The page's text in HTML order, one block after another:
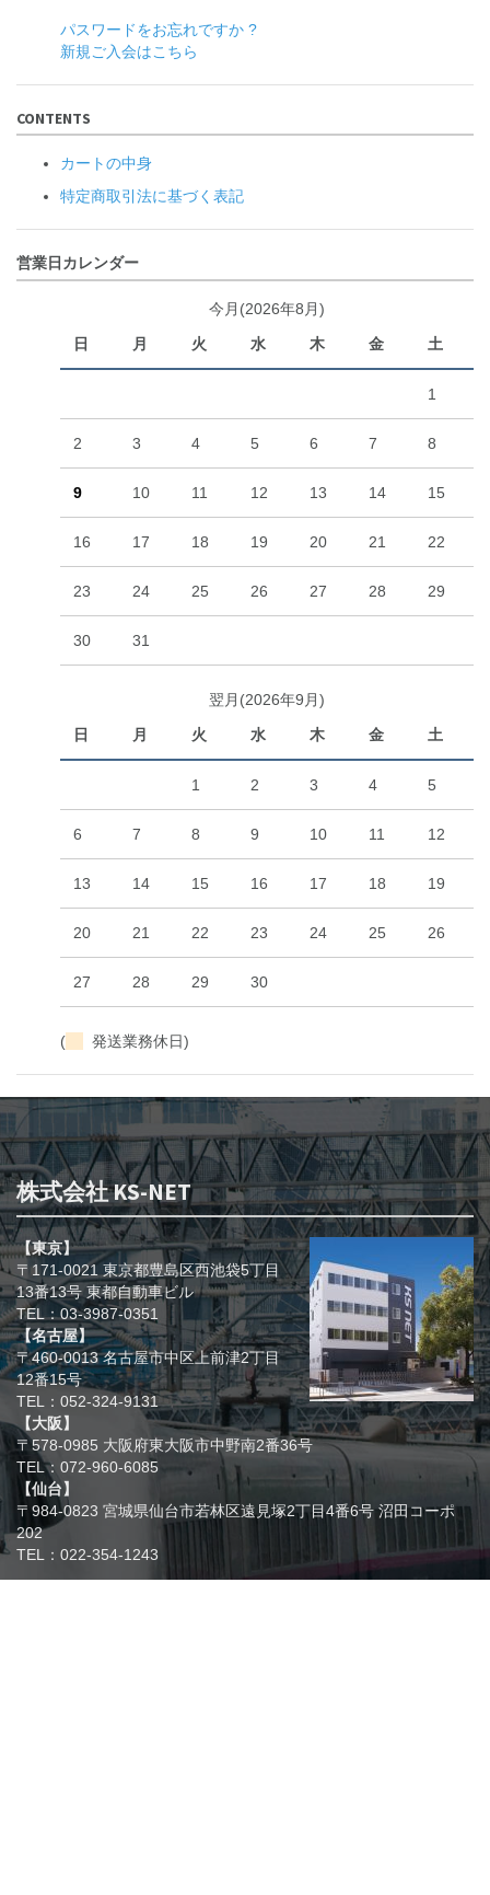
パスワードをお忘れですか ?
新規ご入会はこちら
CONTENTS
カートの中身
特定商取引法に基づく表記
営業日カレンダー
今月(2026年8月)
日
月 火 水 木 金 土
1
2 3 4 5 6 7 8
9 10 11 12 13 14 15
16 17 18 19 20 21 22
23 24 25 26 27 28 29
30 31
翌月(2026年9月)
日
月 火 水 木 金 土
1 2 3 4 5
6 7 8 9 10 11 12
13 14 15 16 17 18 19
20 21 22 23 24 25 26
27 28 29 30
( 発送業務休日)
株式会社 KS-NET
【東京】
〒171-0021 東京都豊島区西池袋5丁目
13番13号 東都自動車ビル
TEL：03-3987-0351
【名古屋】
〒460-0013 名古屋市中区上前津2丁目
12番15号
TEL：052-324-9131
【大阪】
〒578-0985 大阪府東大阪市中野南2番36号
TEL：072-960-6085
【仙台】
〒984-0823 宮城県仙台市若林区遠見塚2丁目4番6号 沼田コーポ
202
TEL：022-354-1243